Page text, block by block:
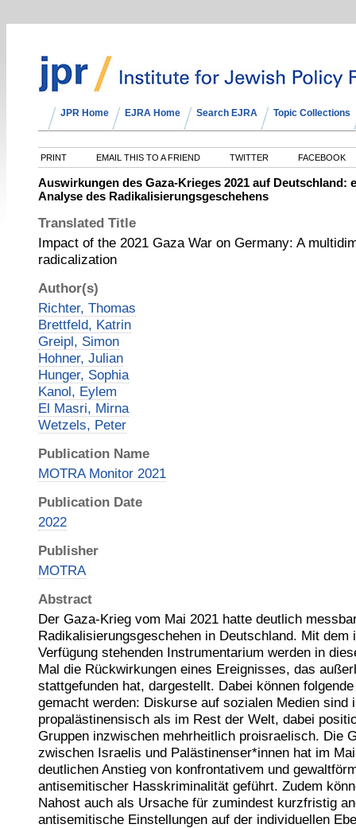
JPR Home EJRA Home Search EJRA Topic Collections
PRINT EMAIL THIS TO A FRIEND TWITTER FACEBOOK
Auswirkungen des Gaza-Krieges 2021 auf Deutschland:
Analyse des Radikalisierungsgeschehens
Translated Title
Impact of the 2021 Gaza War on Germany: A
radicalization
Author(s)
Richter, Thomas
Brettfeld, Katrin
Greipl, Simon
Hohner, Julian
Hunger, Sophia
Kanol, Eylem
El Masri, Mirna
Wetzels, Peter
Publication Name
MOTRA Monitor 2021
Publication Date
2022
Publisher
MOTRA
Abstract
Der Gaza-Krieg vom Mai 2021 hatte deutlich
Radikalisierungsgeschehen in Deutschland. Mit dem
Verfügung stehenden Instrumentarium werden in
Mal die Rückwirkungen eines Ereignisses, das
stattgefunden hat, dargestellt. Dabei können
gemacht werden: Diskurse auf sozialen Medien sind
propalästinensisch als im Rest der Welt, dabei
Gruppen inzwischen mehrheitlich proisraelisch. Die
zwischen Israelis und Palästinenser*innen hat im
deutlichen Anstieg von konfrontativem und
antisemitischer Hasskriminalität geführt. Zudem
Nahost auch als Ursache für zumindest kurzfristig
antisemitische Einstellungen auf der individuellen